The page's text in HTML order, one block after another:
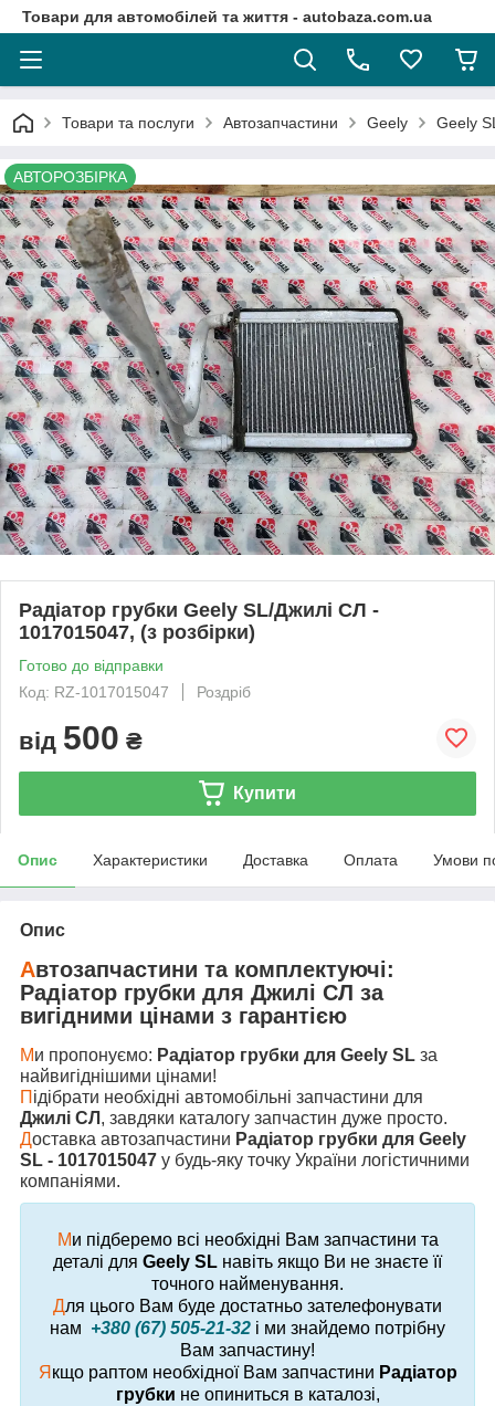
Товари для автомобілей та життя - autobaza.com.ua
Товари та послуги Автозапчастини Geely Geely
АВТОРОЗБІРКА
Радіатор грубки Geely SL/Джилі СЛ -
1017015047, (з розбірки)
Готово до відправки
Код: RZ-1017015047
Роздріб
від 500 ₴
Купити
Опис Характеристики Доставка Оплата Умови
Опис
Автозапчастини та комплектуючі:
Радіатор грубки для Джилі СЛ за
вигідними цінами з гарантією
Ми пропонуємо: Радіатор грубки для Geely SL за
найвигіднішими цінами!
П ідібрати необхідні автомобільні запчастини для
Джилі СЛ , завдяки каталогу запчастин дуже просто.
Доставка автозапчастини Радіатор грубки для Geely
SL - 1017015047 у будь-яку точку України логістичними
компаніями.
Ми підберемо всі необхідні Вам запчастини та
деталі для Geely SL навіть якщо Ви не знаєте її
точного найменування.
Для цього Вам буде достатньо зателефонувати
нам +380 (67) 505-21-32 і ми знайдемо потрібну
Вам запчастину!
Я кщо раптом необхідної Вам запчастини Радіатор
грубки не опиниться в каталозі,